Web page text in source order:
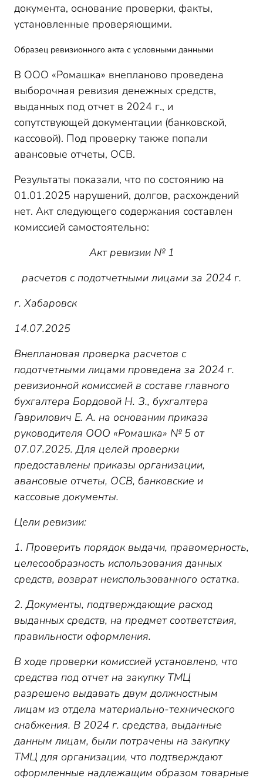
документа, основание проверки, факты,
установленные проверяющими.
Образец ревизионного акта с условными данными
В ООО «Ромашка» внепланово проведена
выборочная ревизия денежных средств,
выданных под отчет в 2024 г., и
сопутствующей документации (банковской,
кассовой). Под проверку также попали
авансовые отчеты, ОСВ.
Результаты показали, что по состоянию на
01.01.2025 нарушений, долгов, расхождений
нет. Акт следующего содержания составлен
комиссией самостоятельно:
Акт ревизии № 1
расчетов с подотчетными лицами за 2024 г.
г. Хабаровск
14.07.2025
Внеплановая проверка расчетов с
подотчетными лицами проведена за 2024 г.
ревизионной комиссией в составе главного
бухгалтера Бордовой Н. З., бухгалтера
Гаврилович Е. А. на основании приказа
руководителя ООО «Ромашка» № 5 от
07.07.2025. Для целей проверки
предоставлены приказы организации,
авансовые отчеты, ОСВ, банковские и
кассовые документы.
Цели ревизии:
1. Проверить порядок выдачи, правомерность,
целесообразность использования данных
средств, возврат неиспользованного остатка.
2. Документы, подтверждающие расход
выданных средств, на предмет соответствия,
правильности оформления.
В ходе проверки комиссией установлено, что
средства под отчет на закупку ТМЦ
разрешено выдавать двум должностным
лицам из отдела материально-технического
снабжения. В 2024 г. средства, выданные
данным лицам, были потрачены на закупку
ТМЦ для организации, что подтверждают
оформленные надлежащим образом товарные